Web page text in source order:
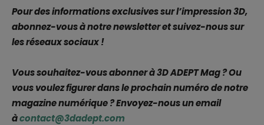
Pour des informations exclusives sur l’impression 3D,
abonnez-vous à notre newsletter et suivez-nous sur
les réseaux sociaux !
Vous souhaitez-vous abonner à 3D ADEPT Mag ? Ou
vous voulez figurer dans le prochain numéro de notre
magazine numérique ? Envoyez-nous un email
àcontact@3dadept.com